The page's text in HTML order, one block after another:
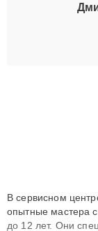
В сервисном
опытные мастера
до 12 лет. Они